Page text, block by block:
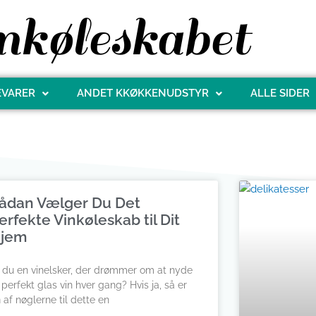
ANDET KKØKKENUDSTYR ALLE SIDER
Vælger Du Det
Vinkøleskab til Dit
du en vinelsker, der drømmer om at nyde
glas vin hver gang? Hvis ja, så er
af nøglerne til dette en